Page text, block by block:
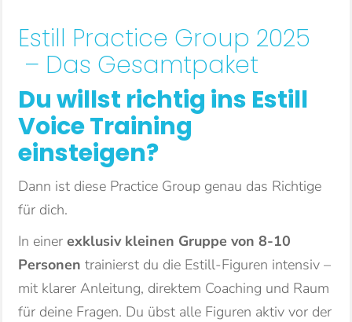
Estill Practice Group 2025
– Das Gesamtpaket
Du willst richtig ins Estill
Voice Training
einsteigen?
Dann ist diese Practice Group genau das Richtige
für dich.
In einer exklusiv kleinen Gruppe von 8-10
Personen trainierst du die Estill-Figuren intensiv –
mit klarer Anleitung, direktem Coaching und Raum
für deine Fragen. Du übst alle Figuren aktiv vor der